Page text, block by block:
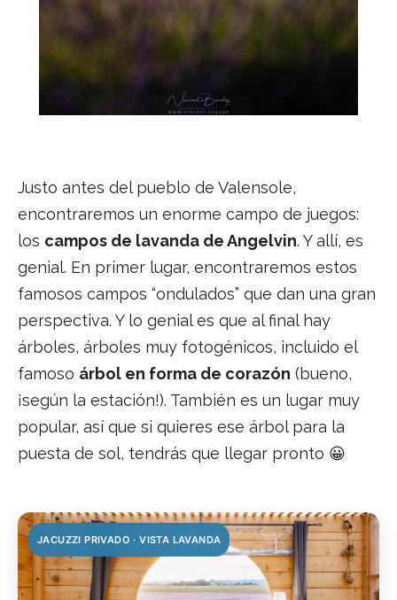
Justo antes del pueblo de Valensole,
encontraremos un enorme campo de juegos:
los campos de lavanda de Angelvin. Y allí, es
genial. En primer lugar, encontraremos estos
famosos campos “ondulados” que dan una gran
perspectiva. Y lo genial es que al final hay
árboles, árboles muy fotogénicos, incluido el
famoso árbol en forma de corazón (bueno,
¡según la estación!). También es un lugar muy
popular, así que si quieres ese árbol para la
puesta de sol, tendrás que llegar pronto 😀
JACUZZI PRIVADO · VISTA LAVANDA